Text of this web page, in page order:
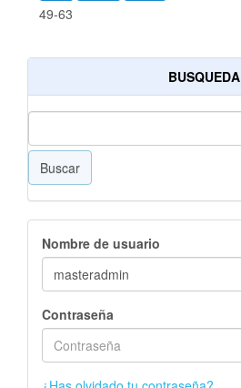
49-63
BUSQUEDA
Buscar
Nombre de usuario
Contraseña